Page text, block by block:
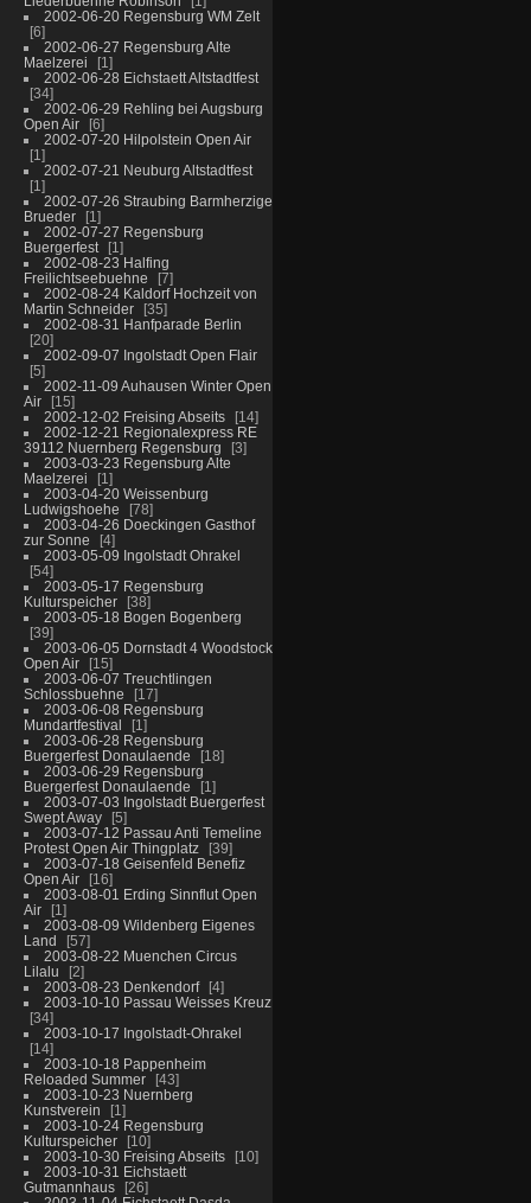
2002-06-20 Regensburg WM Zelt
6
2002-06-27 Regensburg Alte
Maelzerei
1
2002-06-28 Eichstaett Altstadtfest
34
2002-06-29 Rehling bei Augsburg
Open Air
6
2002-07-20 Hilpolstein Open Air
1
2002-07-21 Neuburg Altstadtfest
1
2002-07-26 Straubing Barmherzige
Brueder
1
2002-07-27 Regensburg
Buergerfest
1
2002-08-23 Halfing
Freilichtseebuehne
7
2002-08-24 Kaldorf Hochzeit von
Martin Schneider
35
2002-08-31 Hanfparade Berlin
20
2002-09-07 Ingolstadt Open Flair
5
2002-11-09 Auhausen Winter Open
Air
15
2002-12-02 Freising Abseits
14
2002-12-21 Regionalexpress RE
39112 Nuernberg Regensburg
3
2003-03-23 Regensburg Alte
Maelzerei
1
2003-04-20 Weissenburg
Ludwigshoehe
78
2003-04-26 Doeckingen Gasthof
zur Sonne
4
2003-05-09 Ingolstadt Ohrakel
54
2003-05-17 Regensburg
Kulturspeicher
38
2003-05-18 Bogen Bogenberg
39
2003-06-05 Dornstadt 4 Woodstock
Open Air
15
2003-06-07 Treuchtlingen
Schlossbuehne
17
2003-06-08 Regensburg
Mundartfestival
1
2003-06-28 Regensburg
Buergerfest Donaulaende
18
2003-06-29 Regensburg
Buergerfest Donaulaende
1
2003-07-03 Ingolstadt Buergerfest
Swept Away
5
2003-07-12 Passau Anti Temeline
Protest Open Air Thingplatz
39
2003-07-18 Geisenfeld Benefiz
Open Air
16
2003-08-01 Erding Sinnflut Open
Air
1
2003-08-09 Wildenberg Eigenes
Land
57
2003-08-22 Muenchen Circus
Lilalu
2
2003-08-23 Denkendorf
4
2003-10-10 Passau Weisses Kreuz
34
2003-10-17 Ingolstadt-Ohrakel
14
2003-10-18 Pappenheim
Reloaded Summer
43
2003-10-23 Nuernberg
Kunstverein
1
2003-10-24 Regensburg
Kulturspeicher
10
2003-10-30 Freising Abseits
10
2003-10-31 Eichstaett
Gutmannhaus
26